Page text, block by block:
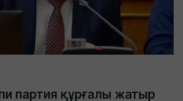
партия құрғалы жатыр